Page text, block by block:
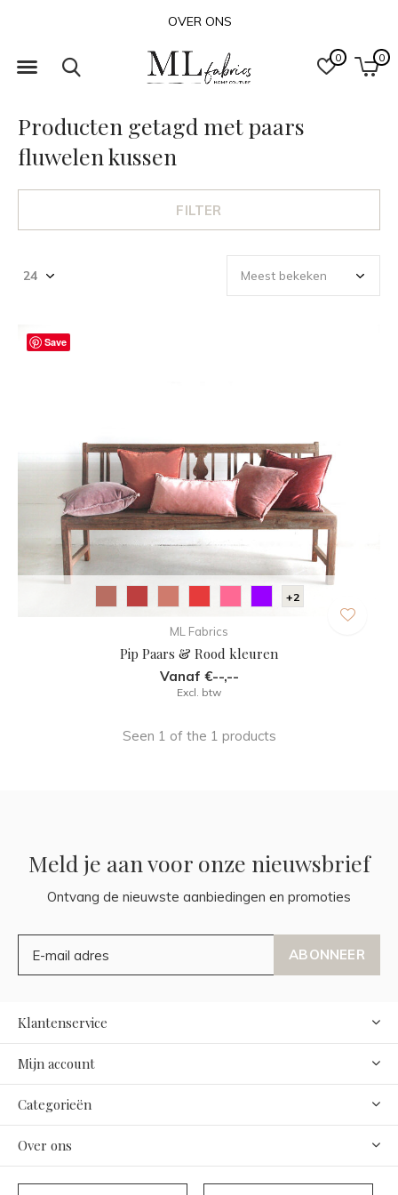
0 0
OVER ONS
Producten getagd met paars
fluwelen kussen
FILTER
+2
ML Fabrics
Pip Paars & Rood kleuren
Vanaf €--,--
Excl. btw
Seen 1 of the 1 products
Meld je aan voor onze nieuwsbrief
Ontvang de nieuwste aanbiedingen en promoties
ABONNEER
Klantenservice
Mijn account
Categorieën
Over ons
Save